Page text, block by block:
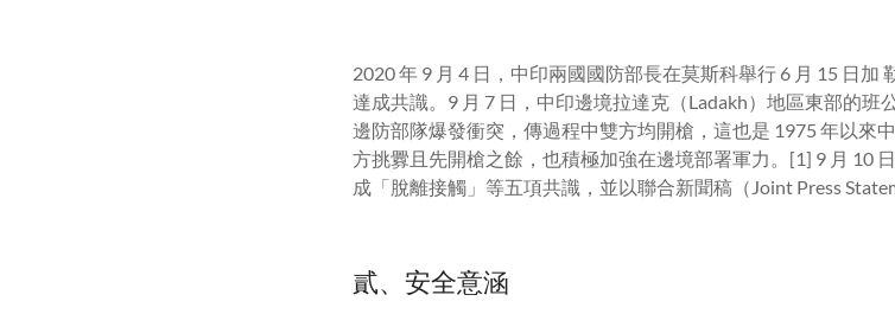
2020年 9 月 4 日，中印兩國國防部長在莫斯科舉行 6 月 15 日加
達成共識。 9 月 7 日，中印邊境拉達克（Ladakh）地區東部的班
邊防部隊爆發衝突，傳過程中雙方均開槍，這也是 1975 年以來
方挑釁且先開槍之餘，也積極加強在邊境部署軍力。[1] 9 月 10
成「脫離接觸」等五項共識，並以聯合新聞稿（ Joint Press
貳、安全意涵